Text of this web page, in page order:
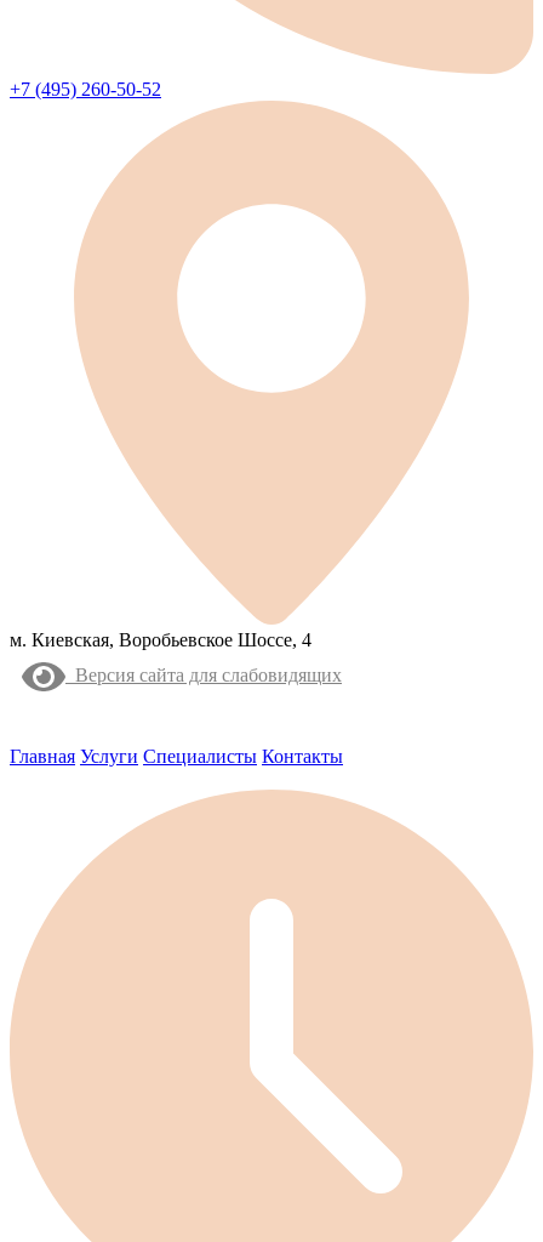
+7 (495) 260-50-52
м. Киевская, Воробьевское Шоссе, 4
Версия сайта для слабовидящих
Главная Услуги Специалисты Контакты